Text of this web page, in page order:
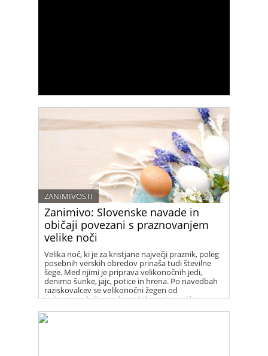
Zanimivo: Slovenske navade in
običaji povezani s praznovanjem
velike noči
ZANIMIVOSTI
Velika noč, ki je za kristjane največji praznik, poleg
posebnih verskih obredov prinaša tudi številne
šege. Med njimi je priprava velikonočnih jedi,
denimo šunke, jajc, potice in hrena. Po navedbah
raziskovalcev se velikonočni žegen od
Valvasorjevih časov do sodobnosti ni veliko